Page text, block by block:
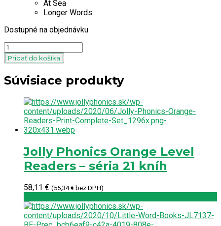
At Sea
Longer Words
Dostupné na objednávku
Quantity
Pridať do košíka
Súvisiace produkty
Jolly Phonics Orange Level
Readers – séria 21 kníh
58,11 € (55,34€ bez DPH)